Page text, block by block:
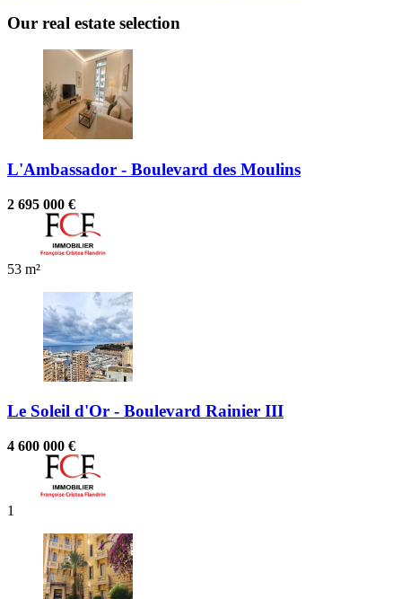
Our real estate selection
L'Ambassador - Boulevard des Moulins
2 695 000 €
53 m²
Le Soleil d'Or - Boulevard Rainier III
4 600 000 €
1